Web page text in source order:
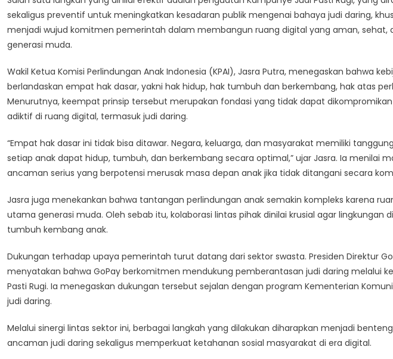
sekaligus preventif untuk meningkatkan kesadaran publik mengenai bahaya judi daring,
menjadi wujud komitmen pemerintah dalam membangun ruang digital yang aman, sehat,
generasi muda.
Wakil Ketua Komisi Perlindungan Anak Indonesia (KPAI), Jasra Putra, menegaskan bahwa
berlandaskan empat hak dasar, yakni hak hidup, hak tumbuh dan berkembang, hak atas
Menurutnya, keempat prinsip tersebut merupakan fondasi yang tidak dapat
adiktif di ruang digital, termasuk judi daring.
“Empat hak dasar ini tidak bisa ditawar. Negara, keluarga, dan masyarakat memiliki
setiap anak dapat hidup, tumbuh, dan berkembang secara optimal,” ujar Jasra. Ia menilai
ancaman serius yang berpotensi merusak masa depan anak jika tidak ditangani secara
Jasra juga menekankan bahwa tantangan perlindungan anak semakin kompleks karena
utama generasi muda. Oleh sebab itu, kolaborasi lintas pihak dinilai krusial agar
tumbuh kembang anak.
Dukungan terhadap upaya pemerintah turut datang dari sektor swasta. Presiden Direktur
menyatakan bahwa GoPay berkomitmen mendukung pemberantasan judi daring melalui
Pasti Rugi. Ia menegaskan dukungan tersebut sejalan dengan program Kementerian
judi daring.
Melalui sinergi lintas sektor ini, berbagai langkah yang dilakukan diharapkan menjadi
ancaman judi daring sekaligus memperkuat ketahanan sosial masyarakat di era digital.